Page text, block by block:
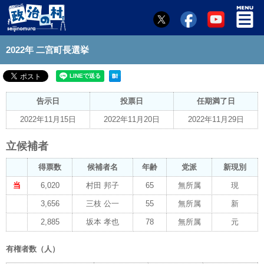
2022年 二宮町長選挙
告示日 投票日 任期満了日
2022年11月15日 2022年11月20日 2022年11月29日
立候補者
得票数 候補者名 年齢 党派 新現別
当 6,020 村田 邦子 65 無所属 現
3,656 三枝 公一 55 無所属 新
2,885 坂本 孝也 78 無所属 元
有権者数（人）